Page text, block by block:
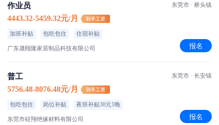
作业员
4443.32-5459.32元/月
加班补贴 包吃包住 住宿补贴
广东晟颐隆家居制品科技有限公司
东莞市 · 桥头镇
报名
普工
5756.48-8076.48元/月
包吃包住 岗位补贴 夜班补贴30元1晚
东莞市硅翔绝缘材料有限公司
东莞市 · 长安镇
报名